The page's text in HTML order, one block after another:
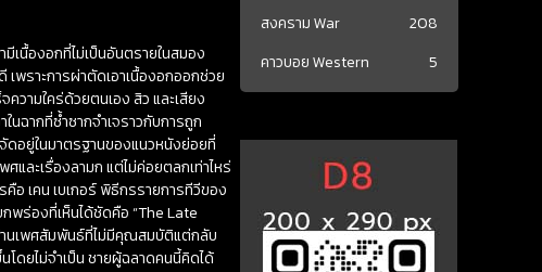
เนื้องอกที่ไม่เป็นอันตรายในสมอง
พราะการผ่าตัดเอาเนื้องอกออกช่วย
ความใคร่ด้วยตนเอง สิว และเสียง
นฉากที่ซ้ำซากจำเจราวกับการถูก
ดอยู่ในมาตรฐานของแนวหนังย่อยที่
และเรื่องลามก แต่ไม่ค่อยตลกเท่าไหร่
อ เคน เบเกอร์ พิธีกรรายการทีวีของ
พร่องที่เห็นได้ชัดคือ “The Late
านเพศสัมพันธ์ที่ไม่มีคุณสมบัติแต่กลับ
โดยไม่จำเป็น ชายผู้ฉลาดคนนี้คิดได้
สงคราม War
208
คาวบอย Western
5